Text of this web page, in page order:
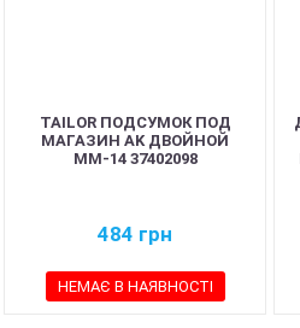
TAILOR ПОДСУМОК ПОД
МАГАЗИН AK ДВОЙНОЙ
ММ-14 37402098
484 грн
НЕМАЄ В НАЯВНОСТІ